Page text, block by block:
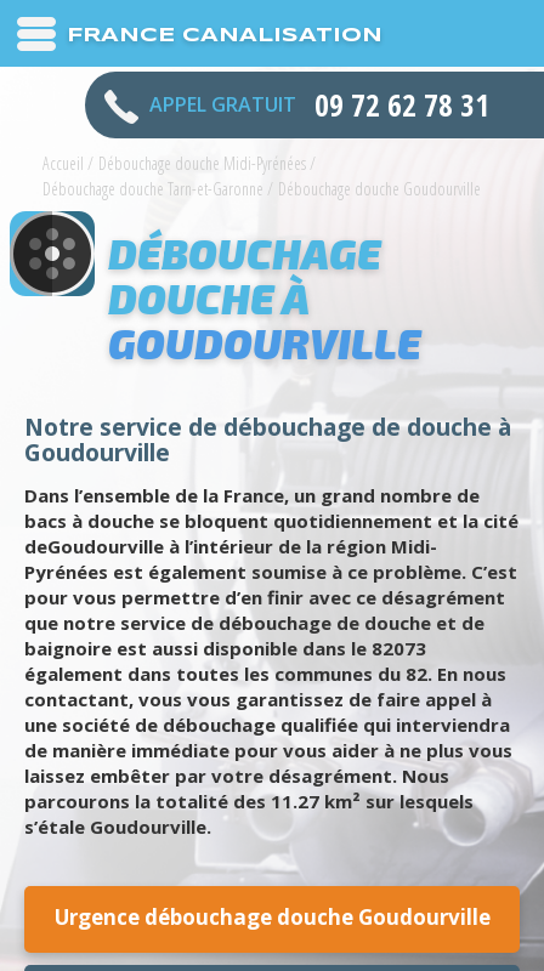
FRANCE CANALISATION
APPEL GRATUIT 09 72 62 78 31
Accueil / Débouchage douche Midi-Pyrénées/
Débouchage douche Tarn-et-Garonne / Débouchage douche Goudourville
DÉBOUCHAGE
DOUCHE À
GOUDOURVILLE
Notre service de débouchage de douche à
Goudourville
Dans l’ensemble de la France, un grand nombre de
bacs à douche se bloquent quotidiennement et la cité
deGoudourville à l’intérieur de la région Midi-
Pyrénées est également soumise à ce problème. C’est
pour vous permettre d’en finir avec ce désagrément
que notre service de débouchage de douche et de
baignoire est aussi disponible dans le 82073
également dans toutes les communes du 82. En nous
contactant, vous vous garantissez de faire appel à
une société de débouchage qualifiée qui interviendra
de manière immédiate pour vous aider à ne plus vous
laissez embêter par votre désagrément. Nous
parcourons la totalité des 11.27 km² sur lesquels
s’étale Goudourville.
Urgence débouchage douche Goudourville